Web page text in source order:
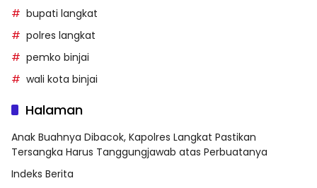
bupati langkat
polres langkat
pemko binjai
wali kota binjai
Halaman
Anak Buahnya Dibacok, Kapolres Langkat Pastikan
Tersangka Harus Tanggungjawab atas Perbuatanya
Indeks Berita